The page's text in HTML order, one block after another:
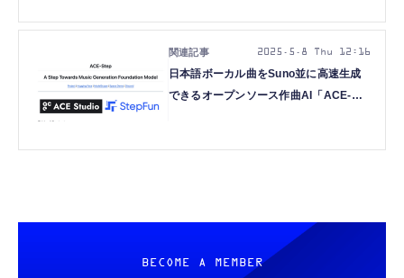
日本語ボーカル曲をSuno並に高速生成
できるオープンソース作曲AI「ACE-
2025.5.8 Thu 12:16
BECOME A MEMBER